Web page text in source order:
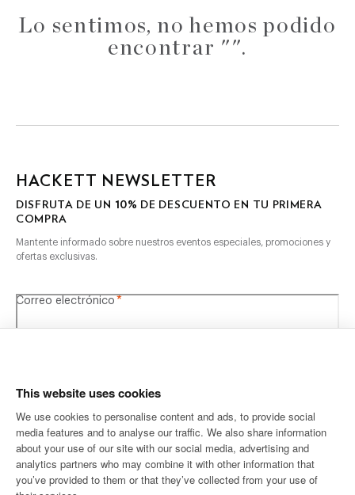
This website uses cookies
We use cookies to personalise content and ads, to provide social
media features and to analyse our traffic. We also share information
about your use of our site with our social media, advertising and
analytics partners who may combine it with other information that
you’ve provided to them or that they’ve collected from your use of
Lo sentimos, no hemos podido
encontrar "".
HACKETT NEWSLETTER
DISFRUTA DE UN 10% DE DESCUENTO EN TU PRIMERA
COMPRA
Mantente informado sobre nuestros eventos especiales, promociones y
ofertas exclusivas.
Correo electrónico *
DESTINO DE ENTREGA
España Cambio
IDIOMA